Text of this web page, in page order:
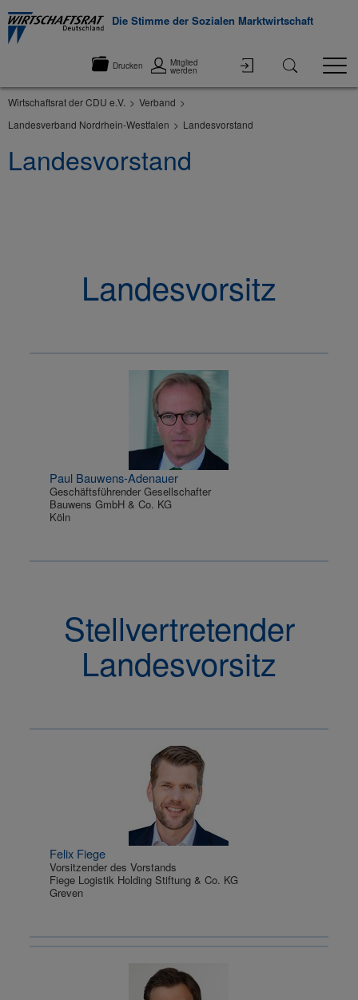
Die Stimme der Sozialen Marktwirtschaft
Drucken Mitglied
werden
Wirtschaftsrat der CDU e.V.
Verband
Landesverband Nordrhein-Westfalen
Landesvorstand
Landesvorstand
Landesvorsitz
Paul Bauwens-Adenauer
Geschäftsführender Gesellschafter
Bauwens GmbH & Co. KG
Köln
Stellvertretender
Landesvorsitz
Felix Fiege
Vorsitzender des Vorstands
Fiege Logistik Holding Stiftung & Co. KG
Greven